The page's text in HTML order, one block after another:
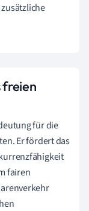
freien
für die
Er fördert das
fairen